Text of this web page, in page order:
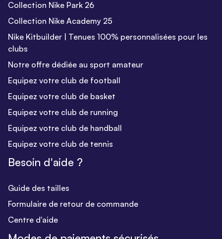
Collection Nike Park 26
Collection Nike Academy 25
Nike Kitbuilder | Tenues 100% personnalisées pour les
clubs
Notre offre dédiée au sport amateur
Equipez votre club de football
Equipez votre club de basket
Equipez votre club de running
Equipez votre club de handball
Equipez votre club de tennis
Besoin d'aide ?
Guide des tailles
Formulaire de retour de commande
Centre d'aide